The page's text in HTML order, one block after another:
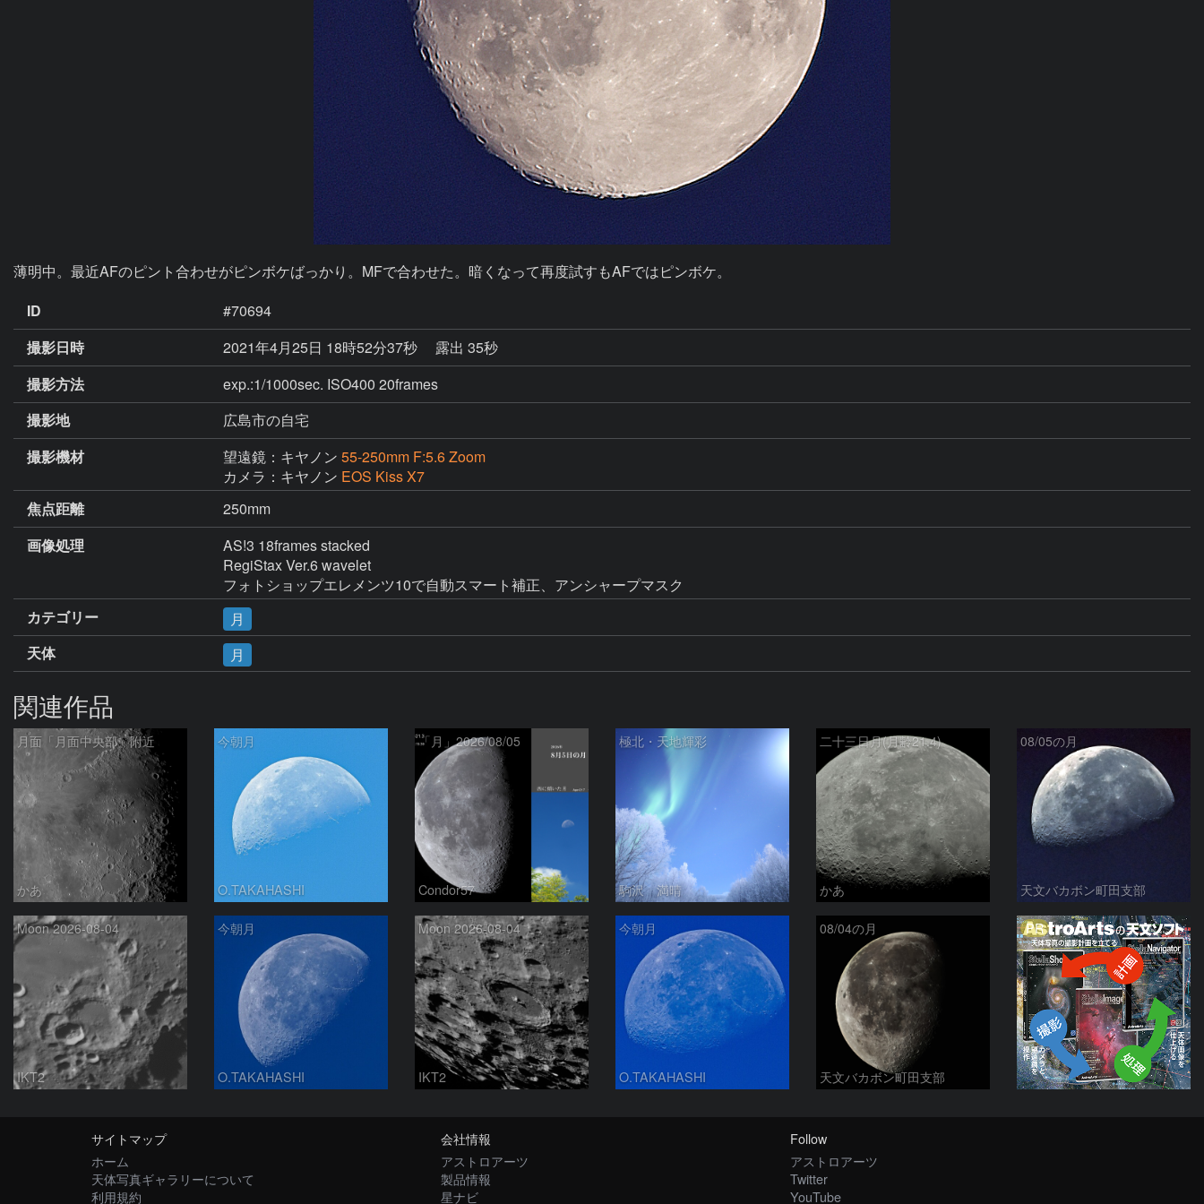
薄明中。最近AFのピント合わせがピンボケばっかり。MFで合わせた。暗くなって再度試すもAFではピンボケ。
ID
#70694
撮影日時
2021年4月25日 18時52分37秒
露出 35秒
撮影方法
exp.:1/1000sec. ISO400 20frames
撮影地
広島市の自宅
撮影機材
望遠鏡：キヤノン 55-250mm F:5.6 Zoom
カメラ：キヤノン EOS Kiss X7
焦点距離
250mm
画像処理
AS!3 18frames stacked
RegiStax Ver.6 wavelet
フォトショップエレメンツ10で自動スマート補正、アンシャープマスク
カテゴリー
月
天体
月
関連作品
月面「月面中央部」附近
かあ
今朝月
O.TAKAHASHI
「月」2026/08/05
Condor57
極北・天地輝彩
駒沢 満晴
二十三日月(月齢21.4)
かあ
08/05の月
天文バカボン町田支部
Moon 2026-08-04
IKT2
今朝月
O.TAKAHASHI
Moon 2026-08-04
IKT2
今朝月
O.TAKAHASHI
08/04の月
天文バカボン町田支部
PR
サイトマップ
ホーム
天体写真ギャラリーについて
利用規約
会社情報
アストロアーツ
製品情報
星ナビ
Follow
アストロアーツ
Twitter
YouTube